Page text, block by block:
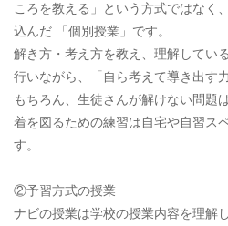
ころを教える」という方式ではなく
込んだ 「個別授業」です。
解き方・考え方を教え、理解してい
行いながら、「自ら考えて導き出す
もちろん、生徒さんが解けない問題
着を図るための練習は自宅や自習ス
す。
②予習方式の授業
ナビの授業は学校の授業内容を理解